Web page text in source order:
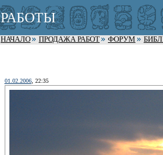
РАБОТЫ
НАЧАЛО ПРОДАЖА РАБОТ ФОРУМ
01.02.2006, 22:35